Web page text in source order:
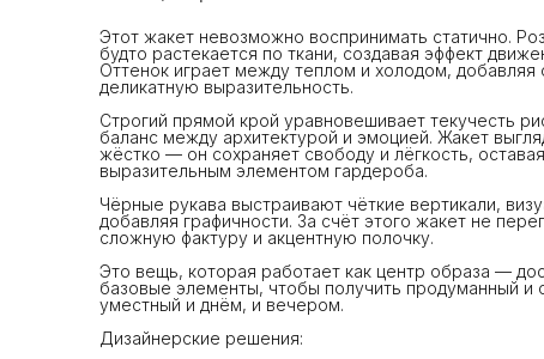
Этот жакет невозможно воспринимать статично.
будто растекается по ткани, создавая эффект
Оттенок играет между теплом и холодом, добавляя
деликатную выразительность.
Строгий прямой крой уравновешивает текучесть
баланс между архитектурой и эмоцией. Жакет
жёстко — он сохраняет свободу и лёгкость,
выразительным элементом гардероба.
Чёрные рукава выстраивают чёткие вертикали,
добавляя графичности. За счёт этого жакет не
сложную фактуру и акцентную полочку.
Это вещь, которая работает как центр образа —
базовые элементы, чтобы получить продуманный и
уместный и днём, и вечером.
Дизайнерские решения: